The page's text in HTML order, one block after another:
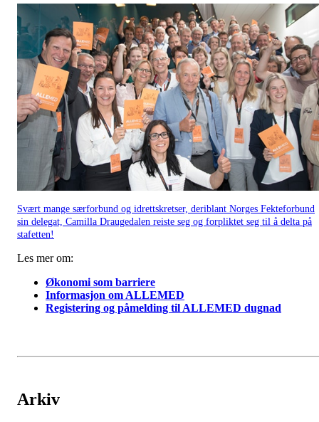
Svært mange særforbund og idrettskretser, deriblant Norges Fekteforbund
sin delegat, Camilla Draugedalen reiste seg og forpliktet seg til å delta på
stafetten!
Les mer om:
Økonomi som barriere
Informasjon om ALLEMED
Registering og påmelding til ALLEMED dugnad
Arkiv